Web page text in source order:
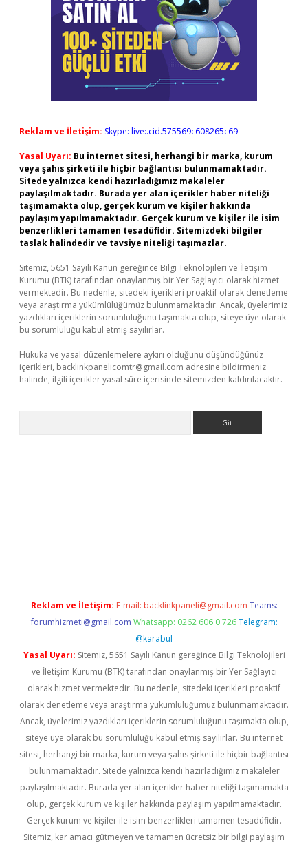
Reklam ve İletişim: Skype: live:.cid.575569c608265c69
Yasal Uyarı: Bu internet sitesi, herhangi bir marka, kurum
veya şahıs şirketi ile hiçbir bağlantısı bulunmamaktadır.
Sitede yalnızca kendi hazırladığımız makaleler
paylaşılmaktadır. Burada yer alan içerikler haber niteliği
taşımamakta olup, gerçek kurum ve kişiler hakkında
paylaşım yapılmamaktadır. Gerçek kurum ve kişiler ile isim
benzerlikleri tamamen tesadüfidir. Sitemizdeki bilgiler
taslak halindedir ve tavsiye niteliği taşımazlar.
Sitemiz, 5651 Sayılı Kanun gereğince Bilgi Teknolojileri ve İletişim
Kurumu (BTK) tarafından onaylanmış bir Yer Sağlayıcı olarak hizmet
vermektedir. Bu nedenle, sitedeki içerikleri proaktif olarak denetleme
veya araştırma yükümlülüğümüz bulunmamaktadır. Ancak, üyelerimiz
yazdıkları içeriklerin sorumluluğunu taşımakta olup, siteye üye olarak
bu sorumluluğu kabul etmiş sayılırlar.
Hukuka ve yasal düzenlemelere aykırı olduğunu düşündüğünüz
içerikleri, backlinkpanelicomtr@gmail.com adresine bildirmeniz
halinde, ilgili içerikler yasal süre içerisinde sitemizden kaldırılacaktır.
Reklam ve İletişim: E-mail: backlinkpaneli@gmail.com Teams:
forumhizmeti@gmail.com Whatsapp: 0262 606 0 726 Telegram:
@karabul
Yasal Uyarı: Sitemiz, 5651 Sayılı Kanun gereğince Bilgi Teknolojileri
ve İletişim Kurumu (BTK) tarafından onaylanmış bir Yer Sağlayıcı
olarak hizmet vermektedir. Bu nedenle, sitedeki içerikleri proaktif
olarak denetleme veya araştırma yükümlülüğümüz bulunmamaktadır.
Ancak, üyelerimiz yazdıkları içeriklerin sorumluluğunu taşımakta olup,
siteye üye olarak bu sorumluluğu kabul etmiş sayılırlar. Bu internet
sitesi, herhangi bir marka, kurum veya şahıs şirketi ile hiçbir bağlantısı
bulunmamaktadır. Sitede yalnızca kendi hazırladığımız makaleler
paylaşılmaktadır. Burada yer alan içerikler haber niteliği taşımamakta
olup, gerçek kurum ve kişiler hakkında paylaşım yapılmamaktadır.
Gerçek kurum ve kişiler ile isim benzerlikleri tamamen tesadüfidir.
Sitemiz, kar amacı gütmeyen ve tamamen ücretsiz bir bilgi paylaşım